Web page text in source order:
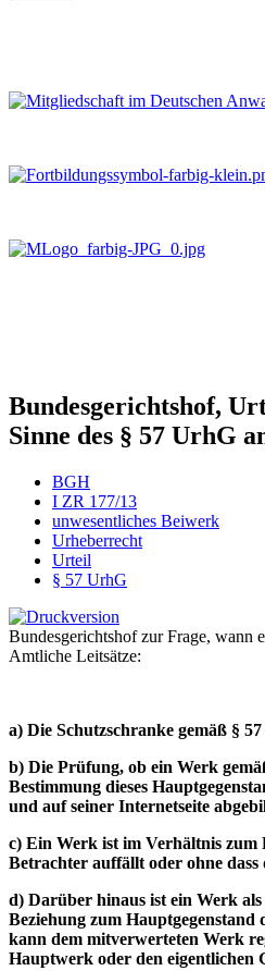
Bundesgerichtshof,
Sinne des § 57 UrhG
BGH
I ZR 177/13
unwesentliches Beiwerk
Urheberrecht
Urteil
§ 57 UrhG
Bundesgerichtshof zur Frage, wann
Amtliche Leitsätze:
a) Die Schutzschranke gemäß §
b) Die Prüfung, ob ein Werk
Bestimmung dieses
und auf seiner Internetseite
c) Ein Werk ist im Verhältnis zum
Betrachter auffällt oder ohne dass
d) Darüber hinaus ist ein Werk
Beziehung zum
kann dem mitverwerteten Werk
Hauptwerk oder den eigentlichen